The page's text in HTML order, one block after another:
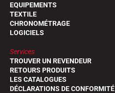
EQUIPEMENTS
TEXTILE
CHRONOMÉTRAGE
LOGICIELS
Services
TROUVER UN REVENDEUR
RETOURS PRODUITS
LES CATALOGUES
DÉCLARATIONS DE CONFORMITÉ